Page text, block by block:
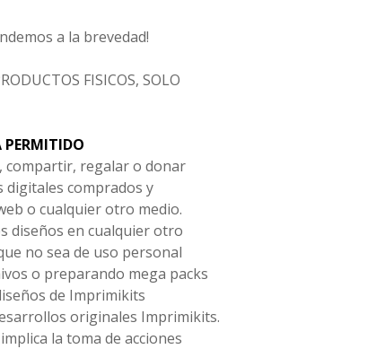
a la brevedad!
FISICOS, SOLO
PERMITIDO
compartir, regalar o donar
digitales comprados y
o cualquier otro medio.
diseños en cualquier otro
no sea de uso personal
o preparando mega packs
de Imprimikits
originales Imprimikits.
la toma de acciones